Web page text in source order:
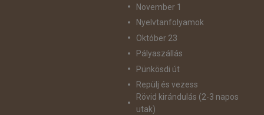
November 1
Nyelvtanfolyamok
Október 23
Pályaszállás
Pünkösdi út
Repülj és vezess
Rövid kirándulás (2-3 napos
utak)